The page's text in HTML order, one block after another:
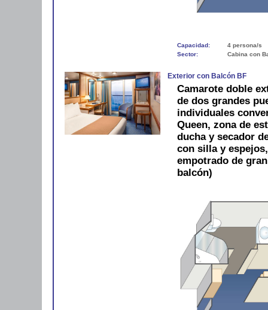
Capacidad:
4 persona/s
Sector:
Cabina con
Exterior con Balcón BF
Camarote doble
de dos grandes
individuales
Queen, zona de
ducha y secador
con silla y
empotrado de
balcón)